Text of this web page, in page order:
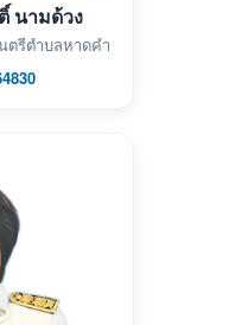
นามด้วง
ตรีตำบลหาดคำ